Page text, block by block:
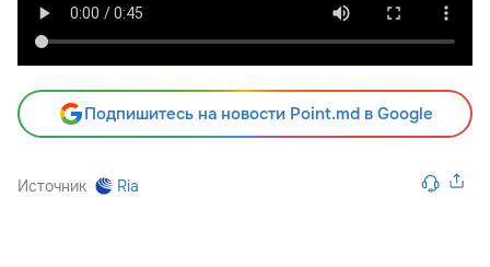
Подпишитесь на новости Point.md в Google
Источник Ria